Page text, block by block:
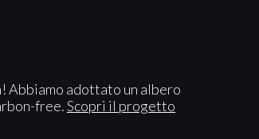
Abbiamo adottato un albero
free.Scopri il progetto